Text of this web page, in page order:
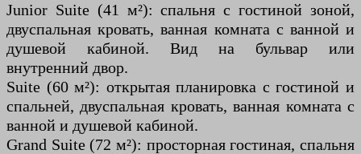
Junior Suite (41 м²): спальня с гостиной зоной,
двуспальная кровать, ванная комната с ванной и
душевой кабиной. Вид на бульвар или
внутренний двор.
Suite (60 м²): открытая планировка с гостиной и
спальней, двуспальная кровать, ванная комната с
ванной и душевой кабиной.
Grand Suite (72 м²): просторная гостиная, спальня